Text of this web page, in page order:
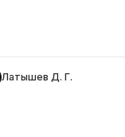
Латышев Д. Г.